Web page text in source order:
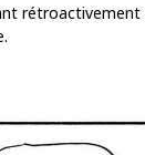
rétroactivement